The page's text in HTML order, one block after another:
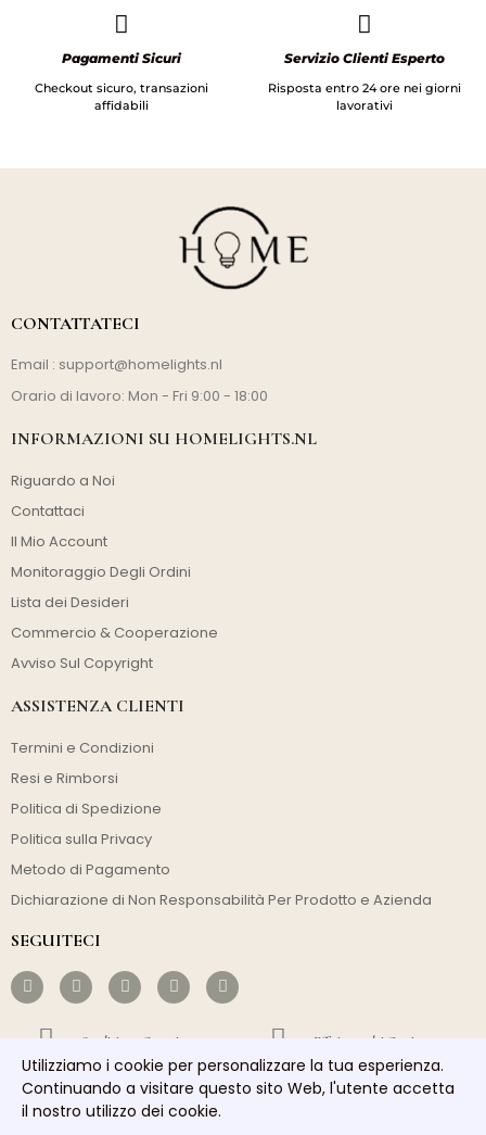
Pagamenti Sicuri
Checkout sicuro, transazioni
affidabili
Servizio Clienti Esperto
Risposta entro 24 ore nei giorni
lavorativi
CONTATTATECI
Email : support@homelights.nl
Orario di lavoro: Mon - Fri 9:00 - 18:00
INFORMAZIONI SU HOMELIGHTS.NL
Riguardo a Noi
Contattaci
Il Mio Account
Monitoraggio Degli Ordini
Lista dei Desideri
Commercio & Cooperazione
Avviso Sul Copyright
ASSISTENZA CLIENTI
Termini e Condizioni
Resi e Rimborsi
Politica di Spedizione
Politica sulla Privacy
Metodo di Pagamento
Dichiarazione di Non Responsabilità Per Prodotto e Azienda
SEGUITECI
Spedizione Gratuita Efficienza dei Costi
Spedizione Veloce Buon Servizio
Utilizziamo i cookie per personalizzare la tua esperienza.
Continuando a visitare questo sito Web, l'utente accetta
il nostro utilizzo dei cookie.